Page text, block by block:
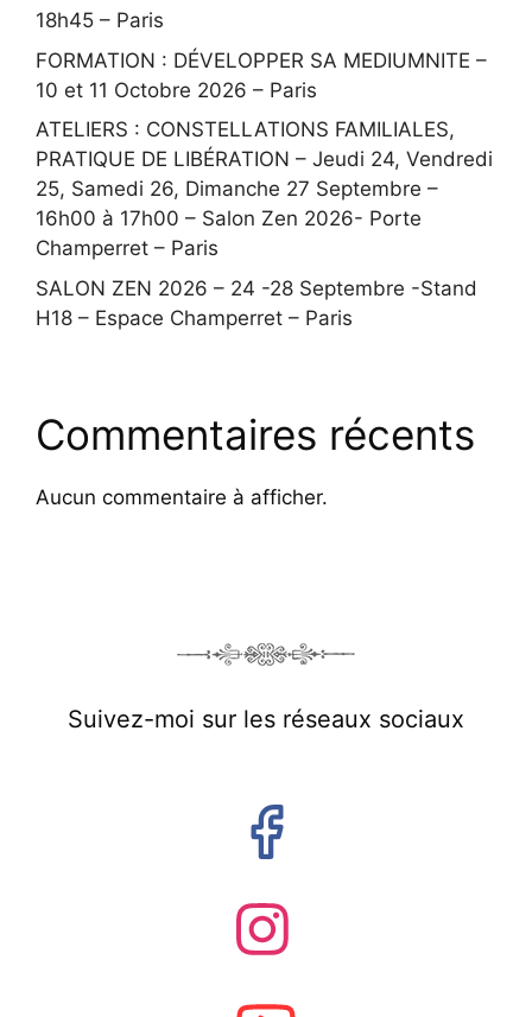
18h45 – Paris
FORMATION : DÉVELOPPER SA MEDIUMNITE –
10 et 11 Octobre 2026 – Paris
ATELIERS : CONSTELLATIONS FAMILIALES,
PRATIQUE DE LIBÉRATION – Jeudi 24, Vendredi
25, Samedi 26, Dimanche 27 Septembre –
16h00 à 17h00 – Salon Zen 2026- Porte
Champerret – Paris
SALON ZEN 2026 – 24 -28 Septembre -Stand
H18 – Espace Champerret – Paris
Commentaires récents
Aucun commentaire à afficher.
Suivez-moi sur les réseaux sociaux